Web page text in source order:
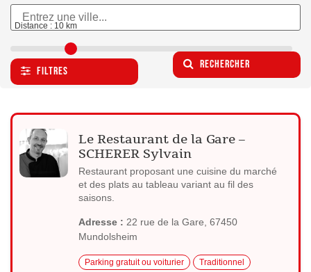
Distance : 10 km
Filtres
Rechercher
Le Restaurant de la Gare –
SCHERER Sylvain
Restaurant proposant une cuisine du marché
et des plats au tableau variant au fil des
saisons.
Adresse : 22 rue de la Gare, 67450
Mundolsheim
Parking gratuit ou voiturier Traditionnel